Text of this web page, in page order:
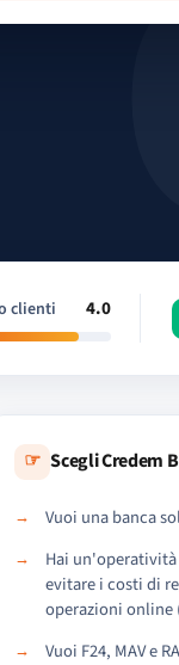
clienti 4.0
☞ Scegli Credem
Vuoi una banca
Hai
evitare i costi di
operazioni online
Vuoi F24, MAV e